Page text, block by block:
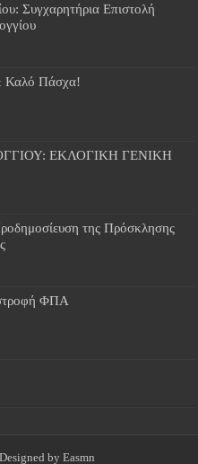
Συγχαρητήρια Επιστολή
Καλό Πάσχα!
ΕΚΛΟΓΙΚΗ ΓΕΝΙΚΗ
της Πρόσκλησης
ΦΠΑ
byEasmn